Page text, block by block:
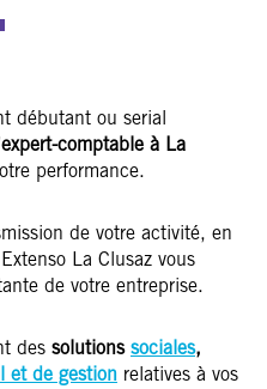
débutant ou serial
expert-comptable à La
performance.
de votre activité, en
La Clusaz vous
de votre entreprise.
des solutions sociales,
et de gestion relatives à vos